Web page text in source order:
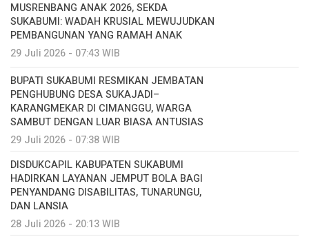
MUSRENBANG ANAK 2026, SEKDA
SUKABUMI: WADAH KRUSIAL MEWUJUDKAN
PEMBANGUNAN YANG RAMAH ANAK
29 Juli 2026 - 07:43 WIB
BUPATI SUKABUMI RESMIKAN JEMBATAN
PENGHUBUNG DESA SUKAJADI–
KARANGMEKAR DI CIMANGGU, WARGA
SAMBUT DENGAN LUAR BIASA ANTUSIAS
29 Juli 2026 - 07:38 WIB
DISDUKCAPIL KABUPATEN SUKABUMI
HADIRKAN LAYANAN JEMPUT BOLA BAGI
PENYANDANG DISABILITAS, TUNARUNGU,
DAN LANSIA
28 Juli 2026 - 20:13 WIB